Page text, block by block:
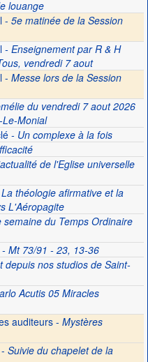
louange
- 5e matinée de la Session
- Enseignement par R & H
vendredi 7 aout
- Messe lors de la Session
du vendredi 7 aout 2026
Le-Monial
- Un complexe à la fois
de l'Eglise universelle
théologie afirmative et la
L'Aéropagite
du Temps Ordinaire
Mt 73/91 - 23, 13-36
depuis nos studios de Saint-
Acutis 05 Miracles
auditeurs - Mystères
Suivie du chapelet de la